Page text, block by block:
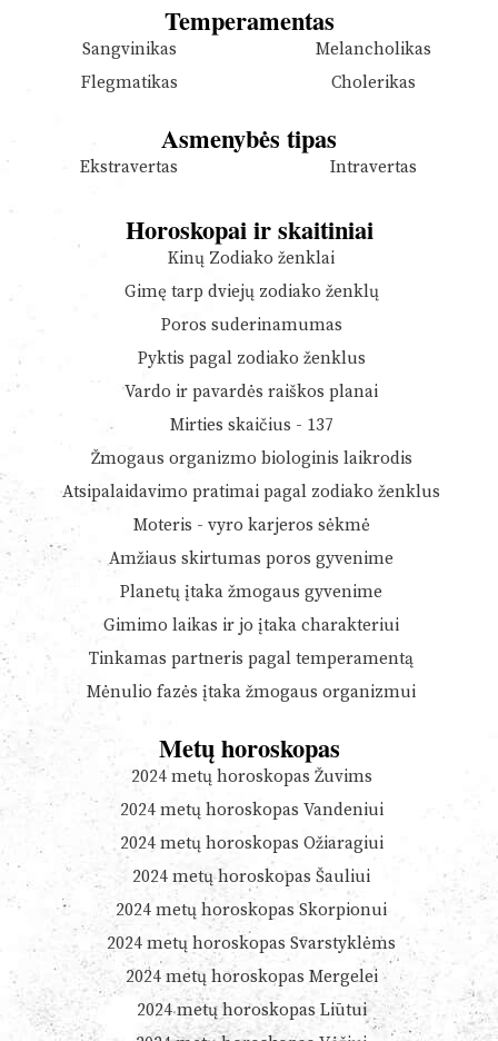
Temperamentas
Sangvinikas
Melancholikas
Flegmatikas
Cholerikas
Asmenybės tipas
Ekstravertas Intravertas
Horoskopai ir skaitiniai
Kinų Zodiako ženklai
Gimę tarp dviejų zodiako ženklų
Poros suderinamumas
Pyktis pagal zodiako ženklus
Vardo ir pavardės raiškos planai
Mirties skaičius - 137
Žmogaus organizmo biologinis laikrodis
Atsipalaidavimo pratimai pagal zodiako ženklus
Moteris - vyro karjeros sėkmė
Amžiaus skirtumas poros gyvenime
Planetų įtaka žmogaus gyvenime
Gimimo laikas ir jo įtaka charakteriui
Tinkamas partneris pagal temperamentą
Mėnulio fazės įtaka žmogaus organizmui
Metų horoskopas
2024 metų horoskopas Žuvims
2024 metų horoskopas Vandeniui
2024 metų horoskopas Ožiaragiui
2024 metų horoskopas Šauliui
2024 metų horoskopas Skorpionui
2024 metų horoskopas Svarstyklėms
2024 metų horoskopas Mergelei
2024 metų horoskopas Liūtui